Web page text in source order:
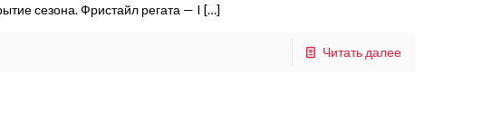
сезона. Фристайл регата — I […]
Читать далее